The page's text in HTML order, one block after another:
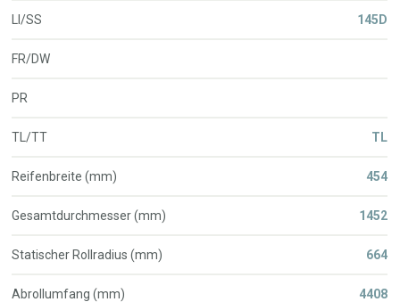
LI/SS 145D
FR/DW
PR
TL/TT TL
Reifenbreite (mm) 454
Gesamtdurchmesser (mm) 1452
Statischer Rollradius (mm) 664
Abrollumfang (mm) 4408